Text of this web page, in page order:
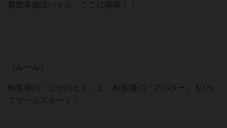
異世界婚活バトル、ここに開幕！！
《ルール》
転生前の「なかのヒト」と、転生後の「アバター」をひい
てゲームスタート！